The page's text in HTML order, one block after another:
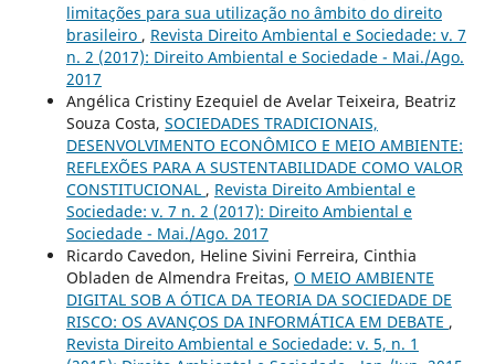
limitações para sua utilização no âmbito do direito
brasileiro , Revista Direito Ambiental e Sociedade: v. 7
n. 2 (2017): Direito Ambiental e Sociedade - Mai./Ago.
2017
Angélica Cristiny Ezequiel de Avelar Teixeira, Beatriz
Souza Costa, SOCIEDADES TRADICIONAIS,
DESENVOLVIMENTO ECONÔMICO E MEIO AMBIENTE:
REFLEXÕES PARA A SUSTENTABILIDADE COMO VALOR
CONSTITUCIONAL , Revista Direito Ambiental e
Sociedade: v. 7 n. 2 (2017): Direito Ambiental e
Sociedade - Mai./Ago. 2017
Ricardo Cavedon, Heline Sivini Ferreira, Cinthia
Obladen de Almendra Freitas, O MEIO AMBIENTE
DIGITAL SOB A ÓTICA DA TEORIA DA SOCIEDADE DE
RISCO: OS AVANÇOS DA INFORMÁTICA EM DEBATE ,
Revista Direito Ambiental e Sociedade: v. 5, n. 1